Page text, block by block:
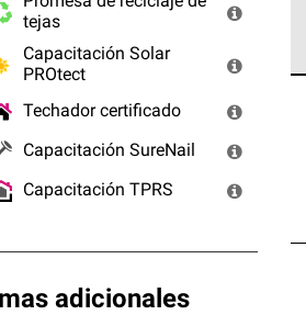
tejas
Capacitación Solar
PROtect
Techador certificado
Capacitación SureNail
Capacitación TPRS
adicionales